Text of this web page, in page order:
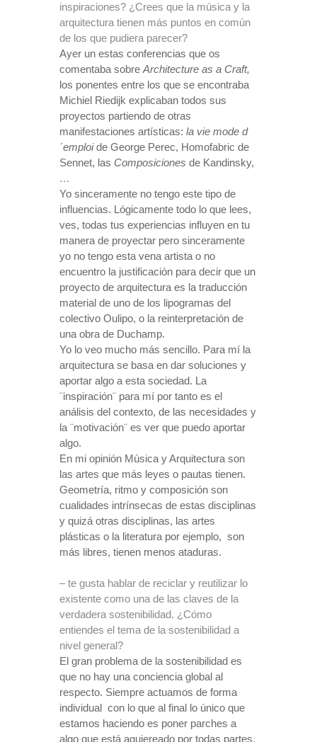
inspiraciones? ¿Crees que la música y la
arquitectura tienen más puntos en común
de los que pudiera parecer?
Ayer un estas conferencias que os
comentaba sobre Architecture as a Craft,
los ponentes entre los que se encontraba
Michiel Riedijk explicaban todos sus
proyectos partiendo de otras
manifestaciones artísticas: la vie mode d
´emploide George Perec, Homofabric de
Sennet, las Composiciones de Kandinsky,
…
Yo sinceramente no tengo este tipo de
influencias. Lógicamente todo lo que lees,
ves, todas tus experiencias influyen en tu
manera de proyectar pero sinceramente
yo no tengo esta vena artista o no
encuentro la justificación para decir que un
proyecto de arquitectura es la traducción
material de uno de los lipogramas del
colectivo Oulipo, o la reinterpretación de
una obra de Duchamp.
Yo lo veo mucho más sencillo. Para mí la
arquitectura se basa en dar soluciones y
aportar algo a esta sociedad. La
¨inspiración¨ para mí por tanto es el
análisis del contexto, de las necesidades y
la ¨motivación¨ es ver que puedo aportar
algo.
En mi opinión Música y Arquitectura son
las artes que más leyes o pautas tienen.
Geometría, ritmo y composición son
cualidades intrínsecas de estas disciplinas
y quizá otras disciplinas, las artes
plásticas o la literatura por ejemplo, son
más libres, tienen menos ataduras.
– te gusta hablar de reciclar y reutilizar lo
existente como una de las claves de la
verdadera sostenibilidad. ¿Cómo
entiendes el tema de la sostenibilidad a
nivel general?
El gran problema de la sostenibilidad es
que no hay una conciencia global al
respecto. Siempre actuamos de forma
individual
con lo que al final lo único que
estamos haciendo es poner parches a
algo que está agujereado por todas partes.